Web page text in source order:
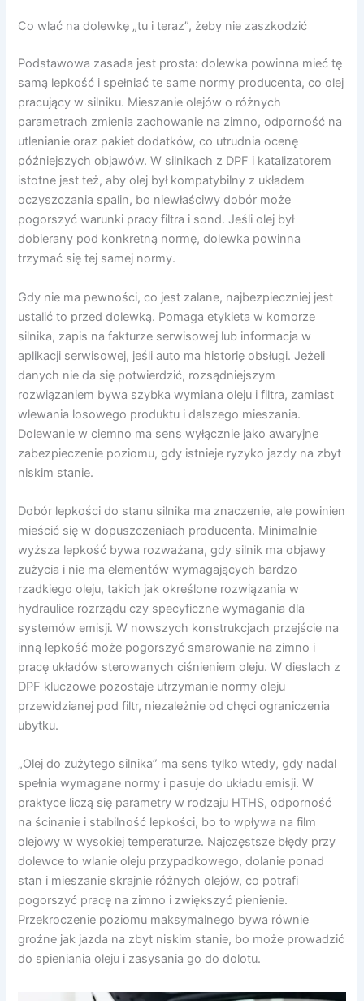
Co wlać na dolewkę „tu i teraz”, żeby nie zaszkodzić
Podstawowa zasada jest prosta: dolewka powinna mieć tę
samą lepkość i spełniać te same normy producenta, co olej
pracujący w silniku. Mieszanie olejów o różnych
parametrach zmienia zachowanie na zimno, odporność na
utlenianie oraz pakiet dodatków, co utrudnia ocenę
późniejszych objawów. W silnikach z DPF i katalizatorem
istotne jest też, aby olej był kompatybilny z układem
oczyszczania spalin, bo niewłaściwy dobór może
pogorszyć warunki pracy filtra i sond. Jeśli olej był
dobierany pod konkretną normę, dolewka powinna
trzymać się tej samej normy.
Gdy nie ma pewności, co jest zalane, najbezpieczniej jest
ustalić to przed dolewką. Pomaga etykieta w komorze
silnika, zapis na fakturze serwisowej lub informacja w
aplikacji serwisowej, jeśli auto ma historię obsługi. Jeżeli
danych nie da się potwierdzić, rozsądniejszym
rozwiązaniem bywa szybka wymiana oleju i filtra, zamiast
wlewania losowego produktu i dalszego mieszania.
Dolewanie w ciemno ma sens wyłącznie jako awaryjne
zabezpieczenie poziomu, gdy istnieje ryzyko jazdy na zbyt
niskim stanie.
Dobór lepkości do stanu silnika ma znaczenie, ale powinien
mieścić się w dopuszczeniach producenta. Minimalnie
wyższa lepkość bywa rozważana, gdy silnik ma objawy
zużycia i nie ma elementów wymagających bardzo
rzadkiego oleju, takich jak określone rozwiązania w
hydraulice rozrządu czy specyficzne wymagania dla
systemów emisji. W nowszych konstrukcjach przejście na
inną lepkość może pogorszyć smarowanie na zimno i
pracę układów sterowanych ciśnieniem oleju. W dieslach z
DPF kluczowe pozostaje utrzymanie normy oleju
przewidzianej pod filtr, niezależnie od chęci ograniczenia
ubytku.
„Olej do zużytego silnika” ma sens tylko wtedy, gdy nadal
spełnia wymagane normy i pasuje do układu emisji. W
praktyce liczą się parametry w rodzaju HTHS, odporność
na ścinanie i stabilność lepkości, bo to wpływa na film
olejowy w wysokiej temperaturze. Najczęstsze błędy przy
dolewce to wlanie oleju przypadkowego, dolanie ponad
stan i mieszanie skrajnie różnych olejów, co potrafi
pogorszyć pracę na zimno i zwiększyć pienienie.
Przekroczenie poziomu maksymalnego bywa równie
groźne jak jazda na zbyt niskim stanie, bo może prowadzić
do spieniania oleju i zasysania go do dolotu.